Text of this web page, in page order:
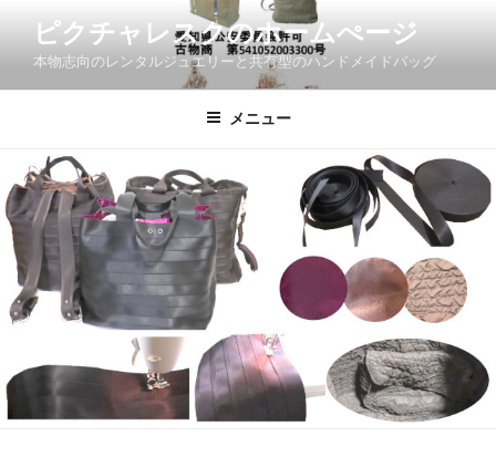
ン
キ
ッ
プ
ピクチャレスクのホームぺージ
本物志向のレンタルジュエリーと共有型のハンドメイドバッグ
メニュー